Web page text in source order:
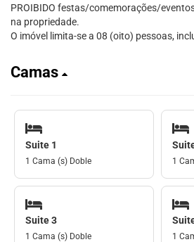
PROIBIDO festas/comemorações/
na propriedade.
O imóvel limita-se a 08 (oito) pessoas,
Camas
Suite 1
1 Cama (s) Doble 1
Suite 3
1 Cama (s) Doble 1